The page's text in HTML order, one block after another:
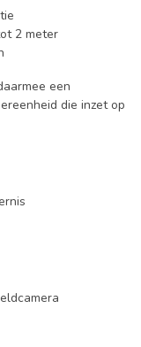
2 meter
een
die inzet op